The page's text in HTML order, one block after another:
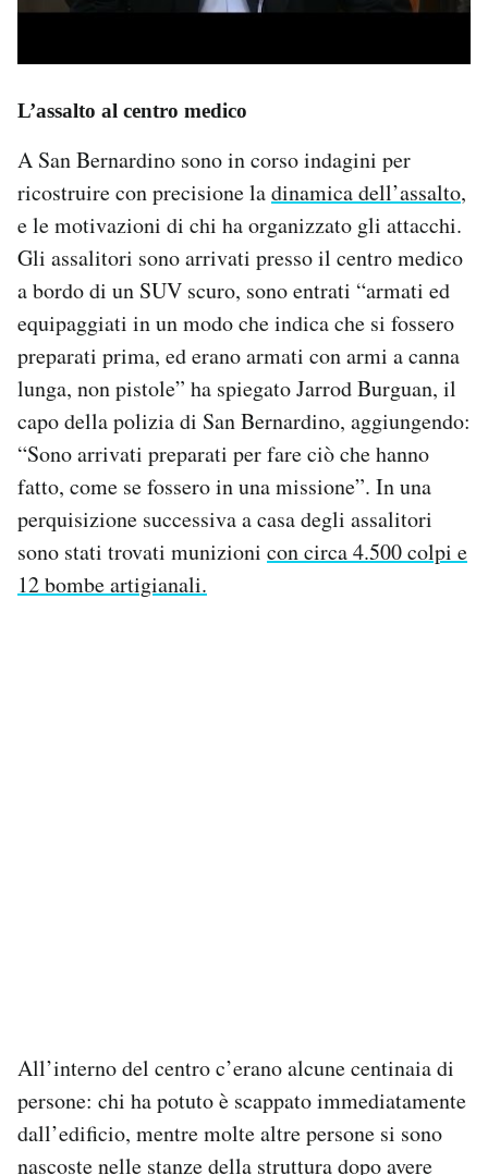
L’assalto al centro medico
A San Bernardino sono in corso indagini per
ricostruire con precisione ladinamica dell’assalto,
e le motivazioni di chi ha organizzato gli attacchi.
Gli assalitori sono arrivati presso il centro medico
a bordo di un SUV scuro, sono entrati “armati ed
equipaggiati in un modo che indica che si fossero
preparati prima, ed erano armati con armi a canna
lunga, non pistole” ha spiegato Jarrod Burguan, il
capo della polizia di San Bernardino, aggiungendo:
“Sono arrivati preparati per fare ciò che hanno
fatto, come se fossero in una missione”. In una
perquisizione successiva a casa degli assalitori
sono stati trovati munizioni con circa 4.500 colpi e
12 bombe artigianali.
All’interno del centro c’erano alcune centinaia di
persone: chi ha potuto è scappato immediatamente
dall’edificio, mentre molte altre persone si sono
nascoste nelle stanze della struttura dopo avere